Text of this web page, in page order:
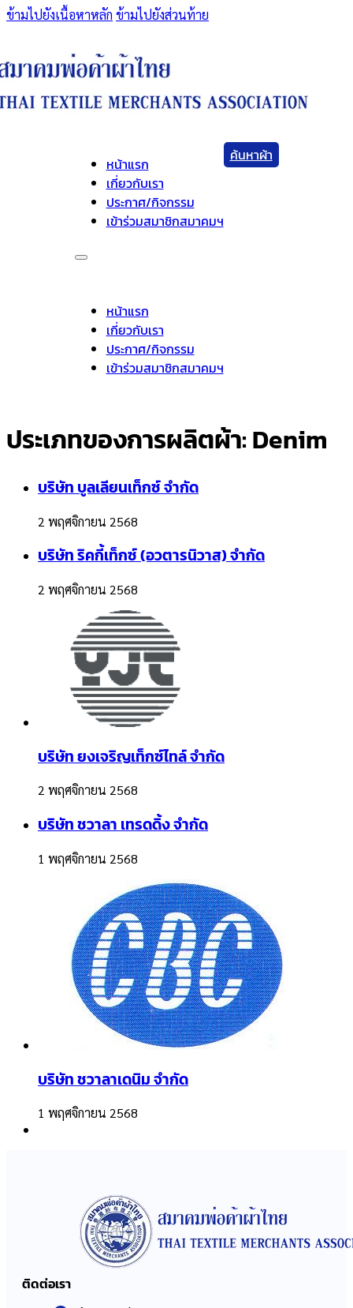
ข้ามไปยังเนื้อหาหลัก ข้ามไปยังส่วนท้าย
หน้าแรก
เกี่ยวกับเรา
ประกาศ/กิจกรรม
เข้าร่วมสมาชิกสมาคมฯ
หน้าแรก
เกี่ยวกับเรา
ประกาศ/กิจกรรม
เข้าร่วมสมาชิกสมาคมฯ
ค้นหาผ้า
ประเภทของการผลิตผ้า:Denim
บริษัท บูลเลียนเท็กซ์ จำกัด
2 พฤศจิกายน 2568
บริษัท ริคกี้เท็กซ์ (อวตารนิวาส) จำกัด
2 พฤศจิกายน 2568
บริษัท ยงเจริญเท็กซ์ไทล์ จำกัด
2 พฤศจิกายน 2568
บริษัท ชวาลา เทรดดิ้ง จำกัด
1 พฤศจิกายน 2568
บริษัท ชวาลาเดนิม จำกัด
1 พฤศจิกายน 2568
ติดต่อเรา